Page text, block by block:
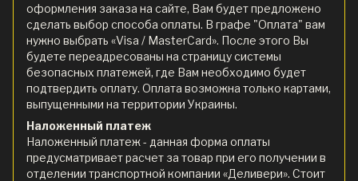
оформления заказа на сайте, Вам будет предложено
сделать выбор способа оплаты. В графе "Оплата" вам
нужно выбрать «Visa / MasterCard». После этого Вы
будете переадресованы на страницу системы
безопасных платежей, где Вам необходимо будет
подтвердить оплату. Оплата возможна только картами,
выпущенными на территории Украины.
Наложенный платеж
Наложенный платеж - данная форма оплаты
предусматривает расчет за товар при его получении в
отделении транспортной компании «Деливери». Стоит